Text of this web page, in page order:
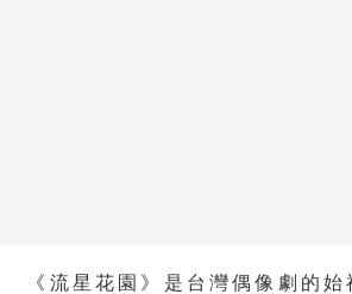
《流星花園》是台灣偶像劇的